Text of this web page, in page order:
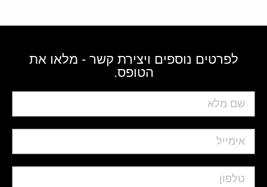
לפרטים נוספים ויצירת קשר - מלאו את
הטופס.